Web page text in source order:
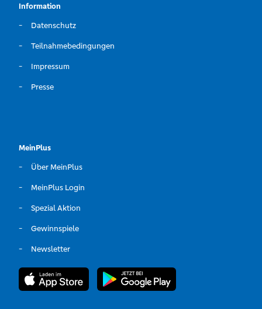
Information
Datenschutz
Teilnahmebedingungen
Impressum
Presse
MeinPlus
Über MeinPlus
MeinPlus Login
Spezial Aktion
Gewinnspiele
Newsletter